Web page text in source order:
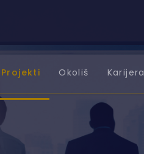
Projekti Okoliš Karijera